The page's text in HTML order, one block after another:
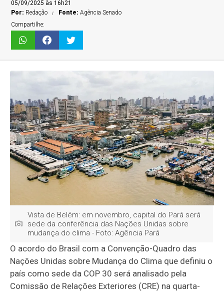
05/09/2025 às 16h21
Por: Redação Fonte:Agência Senado
Compartilhe:
Vista de Belém: em novembro, capital do Pará será
sede da conferência das Nações Unidas sobre
mudança do clima - Foto: Agência Pará
O acordo do Brasil com a Convenção-Quadro das
Nações Unidas sobre Mudança do Clima que definiu o
país como sede da COP 30 será analisado pela
Comissão de Relações Exteriores (CRE) na quarta-